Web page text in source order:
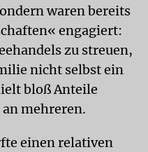
waren bereits
engagiert:
zu streuen,
nicht selbst ein
bloß Anteile
mehreren.
einen relativen